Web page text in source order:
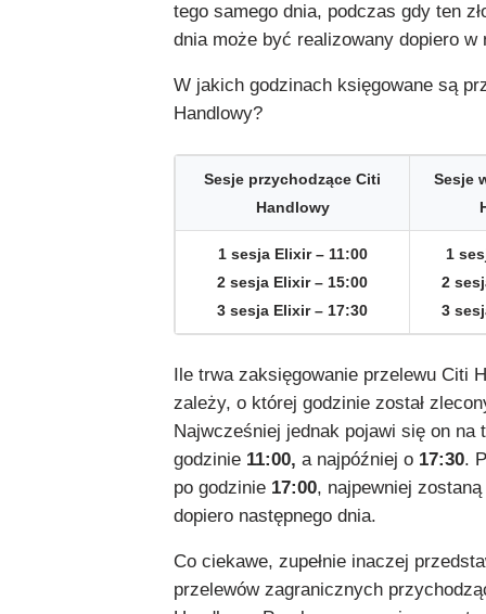
tego samego dnia, podczas gdy ten
dnia może być realizowany dopiero w
W jakich godzinach księgowane są
Handlowy?
Sesje przychodzące Citi
Handlowy
Sesje
1 sesja Elixir – 11:00
2 sesja Elixir – 15:00
3 sesja Elixir – 17:30
1
2
3
Ile trwa zaksięgowanie przelewu Citi
zależy, o której godzinie został
Najwcześniej jednak pojawi się on na
godzinie 11:00, a najpóźniej o 17:30.
po godzinie 17:00, najpewniej
dopiero następnego dnia.
Co ciekawe, zupełnie inaczej
przelewów zagranicznych